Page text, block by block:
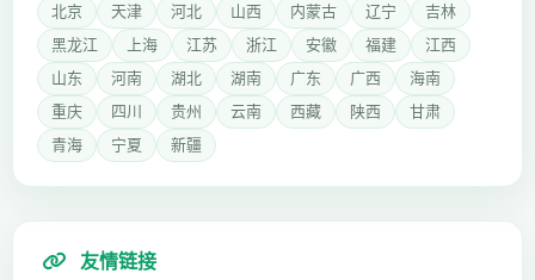
北京 天津 河北 山西 内蒙古 辽宁
吉林
黑龙江
上海 江苏 浙江 安徽 福建
江西
山东
河南 湖北 湖南 广东 广西
海南
重庆
四川 贵州 云南 西藏 陕西
甘肃
青海
宁夏 新疆
友情链接